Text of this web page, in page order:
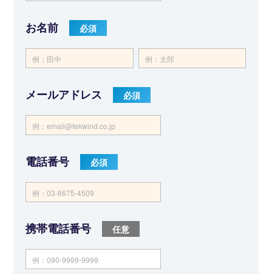
お名前
メールアドレス
電話番号
携帯電話番号